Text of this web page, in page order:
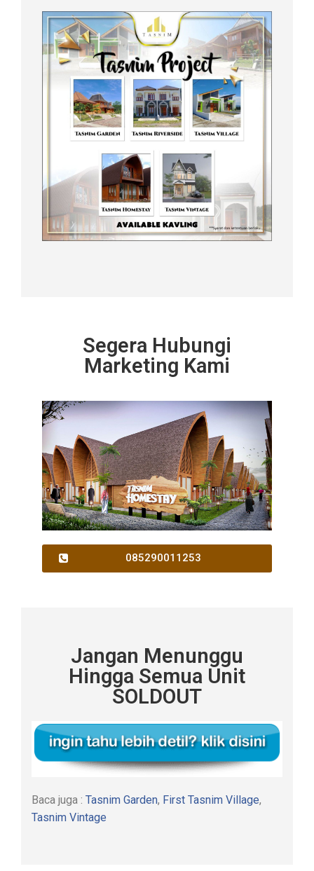
Segera Hubungi
Marketing Kami
085290011253
Jangan Menunggu
Hingga Semua Unit
SOLDOUT
Baca juga : Tasnim Garden, First Tasnim Village,
Tasnim Vintage